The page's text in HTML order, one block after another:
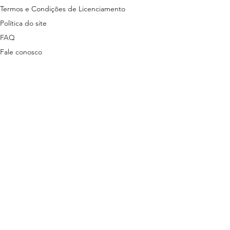
Termos e Condições de Licenciamento
Política do site
FAQ
Fale conosco